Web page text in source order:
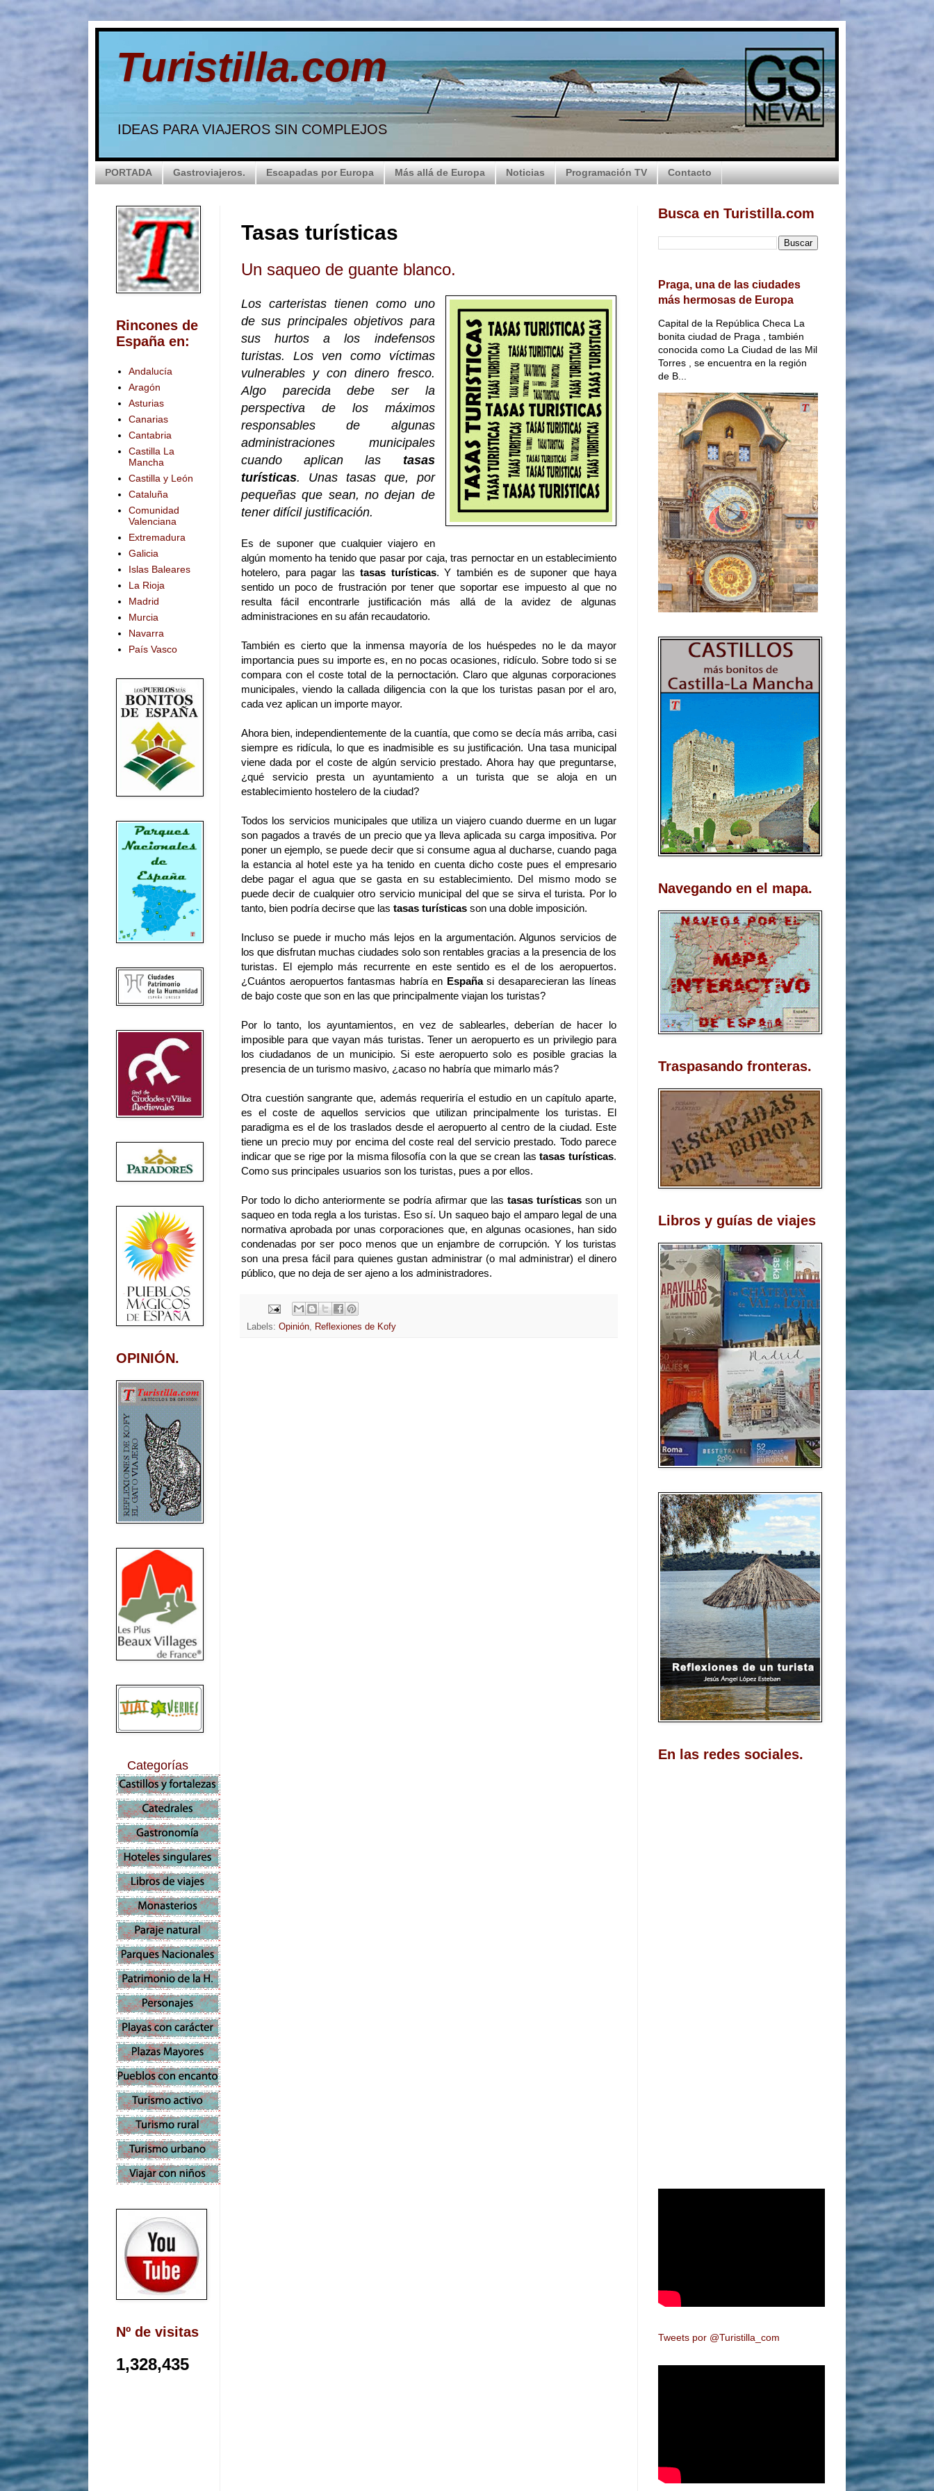
Turistilla.com
IDEAS PARA VIAJEROS SIN COMPLEJOS
PORTADA Gastroviajeros. Escapadas por Europa Más allá de Europa Noticias Programación TV Contacto
Tasas turísticas
Un saqueo de guante blanco.
Los carteristas tienen como uno
de sus principales objetivos para
sus hurtos a los indefensos
turistas. Los ven como víctimas
vulnerables y con dinero fresco.
Algo parecida debe ser la
perspectiva de los máximos
responsables de algunas
administraciones municipales
cuando aplican las tasas
turísticas. Unas tasas que, por
pequeñas que sean, no dejan de
tener difícil justificación.
Es de suponer que cualquier viajero en
algún momento ha tenido que pasar por caja, tras pernoctar en un establecimiento
hotelero, para pagar las tasas turísticas. Y también es de suponer que haya
sentido un poco de frustración por tener que soportar ese impuesto al que no
resulta fácil encontrarle justificación más allá de la avidez de algunas
administraciones en su afán recaudatorio.
También es cierto que la inmensa mayoría de los huéspedes no le da mayor
importancia pues su importe es, en no pocas ocasiones, ridículo. Sobre todo si se
compara con el coste total de la pernoctación. Claro que algunas corporaciones
municipales, viendo la callada diligencia con la que los turistas pasan por el aro,
cada vez aplican un importe mayor.
Ahora bien, independientemente de la cuantía, que como se decía más arriba, casi
siempre es ridícula, lo que es inadmisible es su justificación. Una tasa municipal
viene dada por el coste de algún servicio prestado. Ahora hay que preguntarse,
¿qué servicio presta un ayuntamiento a un turista que se aloja en un
establecimiento hostelero de la ciudad?
Todos los servicios municipales que utiliza un viajero cuando duerme en un lugar
son pagados a través de un precio que ya lleva aplicada su carga impositiva. Por
poner un ejemplo, se puede decir que si consume agua al ducharse, cuando paga
la estancia al hotel este ya ha tenido en cuenta dicho coste pues el empresario
debe pagar el agua que se gasta en su establecimiento. Del mismo modo se
puede decir de cualquier otro servicio municipal del que se sirva el turista. Por lo
tanto, bien podría decirse que las tasas turísticas son una doble imposición.
Incluso se puede ir mucho más lejos en la argumentación. Algunos servicios de
los que disfrutan muchas ciudades solo son rentables gracias a la presencia de los
turistas. El ejemplo más recurrente en este sentido es el de los aeropuertos.
¿Cuántos aeropuertos fantasmas habría en Españasi desaparecieran las líneas
de bajo coste que son en las que principalmente viajan los turistas?
Por lo tanto, los ayuntamientos, en vez de sablearles, deberían de hacer lo
imposible para que vayan más turistas. Tener un aeropuerto es un privilegio para
los ciudadanos de un municipio. Si este aeropuerto solo es posible gracias la
presencia de un turismo masivo, ¿acaso no habría que mimarlo más?
Otra cuestión sangrante que, además requeriría el estudio en un capítulo aparte,
es el coste de aquellos servicios que utilizan principalmente los turistas. El
paradigma es el de los traslados desde el aeropuerto al centro de la ciudad. Este
tiene un precio muy por encima del coste real del servicio prestado. Todo parece
indicar que se rige por la misma filosofía con la que se crean lastasas turísticas.
Como sus principales usuarios son los turistas, pues a por ellos.
Por todo lo dicho anteriormente se podría afirmar que las tasas turísticas son un
saqueo en toda regla a los turistas. Eso sí. Un saqueo bajo el amparo legal de una
normativa aprobada por unas corporaciones que, en algunas ocasiones, han sido
condenadas por ser poco menos que un enjambre de corrupción. Y los turistas
son una presa fácil para quienes gustan administrar (o mal administrar) el dinero
público, que no deja de ser ajeno a los administradores.
Labels: Opinión, Reflexiones de Kofy
Rincones de
España en:
Andalucía
Aragón
Asturias
Canarias
Cantabria
Castilla La
Mancha
Castilla y León
Cataluña
Comunidad
Valenciana
Extremadura
Galicia
Islas Baleares
La Rioja
Madrid
Murcia
Navarra
País Vasco
OPINIÓN.
Categorías
Nº de visitas
1,328,435
Busca en Turistilla.com
Praga, una de las ciudades
más hermosas de Europa
Capital de la República Checa La
bonita ciudad de Praga , también
conocida como La Ciudad de las Mil
Torres , se encuentra en la región
de B...
Navegando en el mapa.
Traspasando fronteras.
Libros y guías de viajes
En las redes sociales.
Tweets por @Turistilla_com